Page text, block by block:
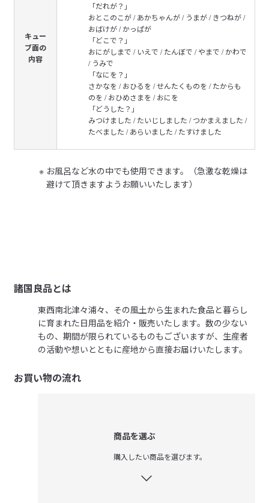
キュー
ブ面の
内容
「だれが？」
おとこのこが / あかちゃんが / うまが / きつねが /
おばけが / かっぱが
「どこで？」
おにがしまで / いえで / たんぼで / やまで / かわで
/ うみで
「なにを？」
さかなを / おひるを / せんたくものを / たからも
のを / おひめさまを / おにを
「どうした？」
みつけました / たいじしました / つかまえました /
たべました / あらいました / たすけました
お風呂など水の中でも使用できます。（急激な乾燥は
避けて頂きますようお願いいたします）
諸国良品とは
東西南北津々浦々、その風土から生まれた食品と暮らし
に育まれた日用品を紹介・販売いたします。数の少ない
もの、期間が限られているものもございますが、生産者
の活動や想いとともに産地から直接お届けいたします。
お買い物の流れ
商品を選ぶ
購入したい商品を選びます。